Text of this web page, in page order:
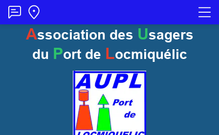
Association des Usagers
du Port de Locmiquélic